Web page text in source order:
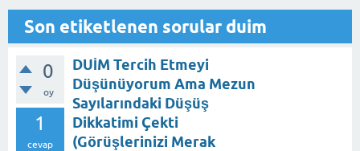
Son etiketlenen sorular duim
0
oy
1
cevap
DUİM Tercih Etmeyi
Düşünüyorum Ama Mezun
Sayılarındaki Düşüş
Dikkatimi Çekti
(Görüşlerinizi Merak